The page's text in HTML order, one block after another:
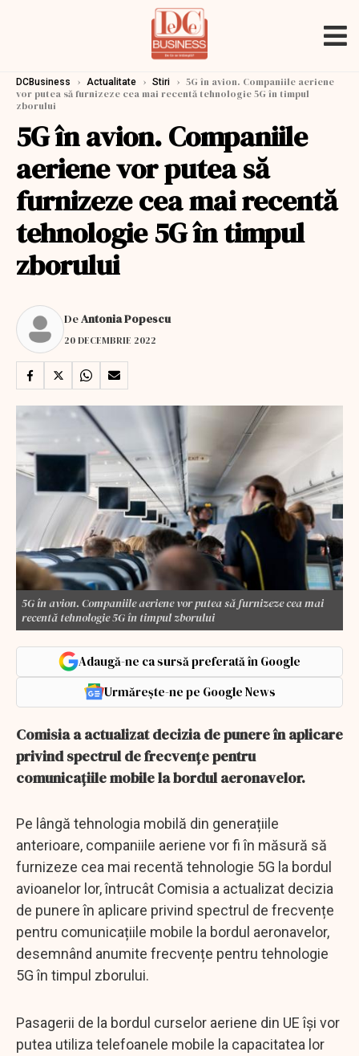
DCBusiness › Actualitate › Stiri › 5G în avion. Companiile aeriene
vor putea să furnizeze cea mai recentă tehnologie 5G în timpul
zborului
5G în avion. Companiile
aeriene vor putea să
furnizeze cea mai recentă
tehnologie 5G în timpul
zborului
DeAntonia Popescu
20 DECEMBRIE 2022
5G în avion. Companiile aeriene vor putea să furnizeze cea mai
recentă tehnologie 5G în timpul zborului
Adaugă-ne ca sursă preferată în Google
Urmărește-ne pe Google News
Comisia a actualizat decizia de punere în aplicare
privind spectrul de frecvențe pentru
comunicațiile mobile la bordul aeronavelor.
Pe lângă tehnologia mobilă din generațiile
anterioare, companiile aeriene vor fi în măsură să
furnizeze cea mai recentă tehnologie 5G la bordul
avioanelor lor, întrucât Comisia a actualizat decizia
de punere în aplicare privind spectrul de frecvențe
pentru comunicațiile mobile la bordul aeronavelor,
desemnând anumite frecvențe pentru tehnologie
5G în timpul zborului.
Pasagerii de la bordul curselor aeriene din UE își vor
putea utiliza telefoanele mobile la capacitatea lor